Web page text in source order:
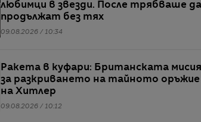
любимци в звезди. После трябваше да
продължат без тях
09.08.2026 / 10:34
Ракета в куфари: Британската мисия
за разкриването на тайното оръжие
на Хитлер
09.08.2026 / 10:12